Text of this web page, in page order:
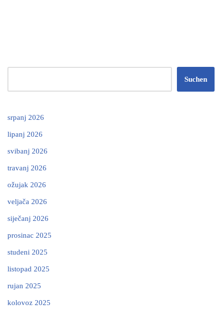
Suchen
srpanj 2026
lipanj 2026
svibanj 2026
travanj 2026
ožujak 2026
veljača 2026
siječanj 2026
prosinac 2025
studeni 2025
listopad 2025
rujan 2025
kolovoz 2025